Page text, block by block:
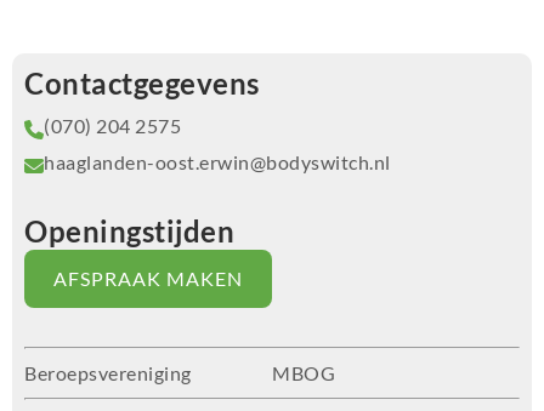
Contactgegevens
(070) 204 2575
haaglanden-oost.erwin@bodyswitch.nl
Openingstijden
AFSPRAAK MAKEN
Beroepsvereniging MBOG